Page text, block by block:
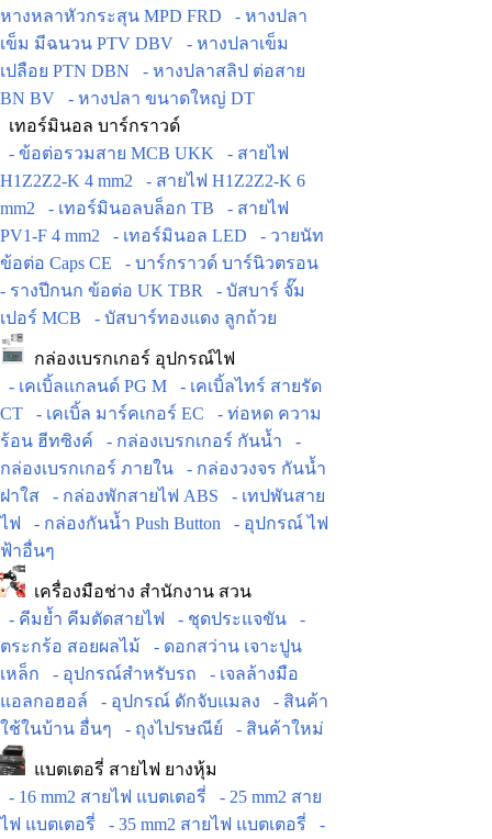
หางหลาหัวกระสุน MPD FRD
- หางปลา
เข็ม มีฉนวน PTV DBV
- หางปลาเข็ม
เปลือย PTN DBN
- หางปลาสลิป ต่อสาย
BN BV
- หางปลา ขนาดใหญ่ DT
เทอร์มินอล บาร์กราวด์
- ข้อต่อรวมสาย MCB UKK
- สายไฟ
H1Z2Z2-K 4 mm2
- สายไฟ H1Z2Z2-K 6
mm2
- เทอร์มินอลบล็อก TB
- สายไฟ
PV1-F 4 mm2
- เทอร์มินอล LED
- วายนัท
ข้อต่อ Caps CE
- บาร์กราวด์ บาร์นิวตรอน
- รางปีกนก ข้อต่อ UK TBR
- บัสบาร์ จั๊ม
เปอร์ MCB
- บัสบาร์ทองแดง ลูกถ้วย
กล่องเบรกเกอร์ อุปกรณ์ไฟ
- เคเบิ้ลแกลนด์ PG M
- เคเบิ้ลไทร์ สายรัด
CT
- เคเบิ้ล มาร์คเกอร์ EC
- ท่อหด ความ
ร้อน ฮีทซิงค์
- กล่องเบรกเกอร์ กันน้ำ
-
กล่องเบรกเกอร์ ภายใน
- กล่องวงจร กันน้ำ
ฝาใส
- กล่องพักสายไฟ ABS
- เทปพันสาย
ไฟ
- กล่องกันน้ำ Push Button
- อุปกรณ์ ไฟ
ฟ้าอื่นๆ
เครื่องมือช่าง สำนักงาน สวน
- คีมย้ำ คีมตัดสายไฟ
- ชุดประแจขัน
-
ตระกร้อ สอยผลไม้
- ดอกสว่าน เจาะปูน
เหล็ก
- อุปกรณ์สำหรับรถ
- เจลล้างมือ
แอลกอฮอล์
- อุปกรณ์ ดักจับแมลง
- สินค้า
ใช้ในบ้าน อื่นๆ
- ถุงไปรษณีย์ - สินค้าใหม่
แบตเตอรี่ สายไฟ ยางหุ้ม
- 16 mm2 สายไฟ แบตเตอรี่
- 25 mm2 สาย
ไฟ แบตเตอรี่
- 35 mm2 สายไฟ แบตเตอรี่
-